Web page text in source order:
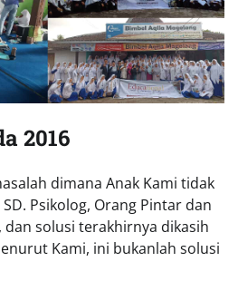
2016
dimana Anak Kami tidak
Psikolog, Orang Pintar dan
dan solusi terakhirnya dikasih
Kami, ini bukanlah solusi